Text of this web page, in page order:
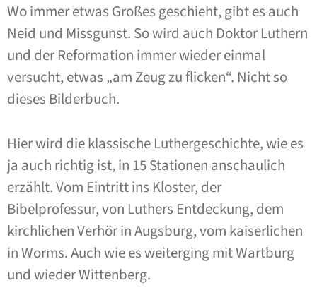
Wo immer etwas Großes geschieht, gibt es auch
Neid und Missgunst. So wird auch Doktor Luthern
und der Reformation immer wieder einmal
versucht, etwas „am Zeug zu flicken“. Nicht so
dieses Bilderbuch.
Hier wird die klassische Luthergeschichte, wie es
ja auch richtig ist, in 15 Stationen anschaulich
erzählt. Vom Eintritt ins Kloster, der
Bibelprofessur, von Luthers Entdeckung, dem
kirchlichen Verhör in Augsburg, vom kaiserlichen
in Worms. Auch wie es weiterging mit Wartburg
und wieder Wittenberg.